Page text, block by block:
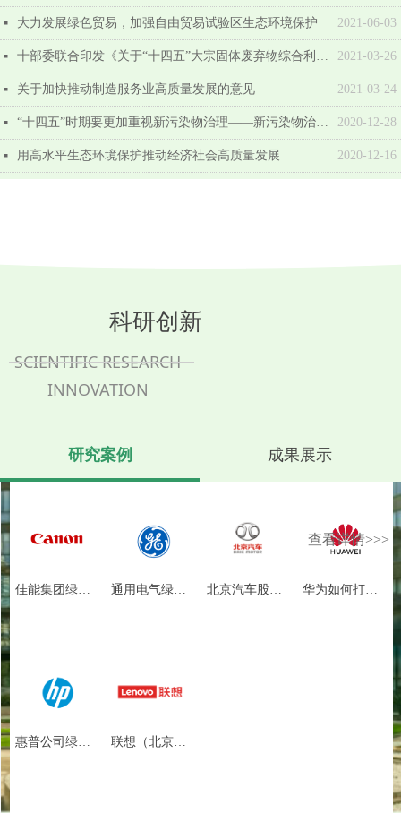
2021-06-03
넷 大力发展绿色贸易，加强自由贸易试验区生态环境保护
2021-03-26
넷 十部委联合印发《关于“十四五”大宗固体废弃物综合利用的指导意见》
2021-03-24
넷 关于加快推动制造服务业高质量发展的意见
2020-12-28
넷 “十四五”时期要更加重视新污染物治理——新污染物治理高端论坛专家发言摘要
2020-12-16
넷 用高水平生态环境保护推动经济社会高质量发展
科研创新
SCIENTIFIC RESEARCH
INNOVATION
研究案例 成果展示
佳能集团绿色
通用电气绿色
北京汽车股份
华为如何打造
惠普公司绿色
联想（北京）
查看详情>>>